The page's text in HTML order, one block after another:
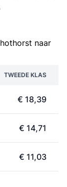
naar
TWEEDE KLAS
€ 18,39
€ 14,71
€ 11,03